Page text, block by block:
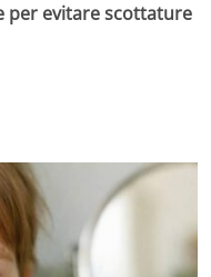
per evitare scottature